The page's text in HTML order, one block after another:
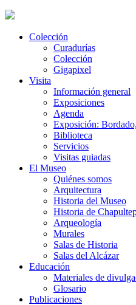
Colección
Curadurías
Colección
Gigapixel
Visita
Información general
Exposiciones
Agenda
Exposición:
Biblioteca
Servicios
Visitas guiadas
El Museo
Quiénes somos
Arquitectura
Historia del Museo
Historia de
Arqueología
Murales
Salas de Historia
Salas del Alcázar
Educación
Materiales de
Glosario
Publicaciones